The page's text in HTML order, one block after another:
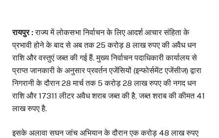
रायपुर :राज्य में लोकसभा निर्वाचन के लिए आदर्श आचार संहिता के
प्रभावी होने के बाद से अब तक 25 करोड़ 8 लाख रुपए की अवैध धन
राशि और वस्तुएं जब्त की गई हैं. मुख्य निर्वाचन पदाधिकारी कार्यालय से
प्राप्त जानकारी के अनुसार प्रवर्तन एजेंसियों (इन्फोर्समेंट एजेंसीज) द्वारा
निगरानी के दौरान 28 मार्च तक 5 करोड़ 28 लाख रुपए की नगद धन
राशि और 17311 लीटर अवैध शराब जब्त की है, जब्त शराब की कीमत 41
लाख रुपए है.
इसके अलावा सघन जांच अभियान के दौरान एक करोड़ 48 लाख रुपए